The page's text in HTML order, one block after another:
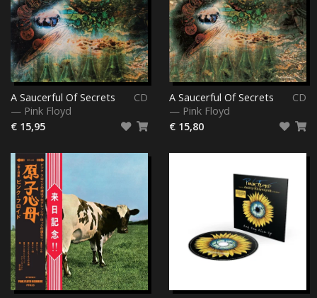
CD
A Saucerful Of Secrets
— Pink Floyd
€ 15,95
CD
A Saucerful Of Secrets
— Pink Floyd
€ 15,80